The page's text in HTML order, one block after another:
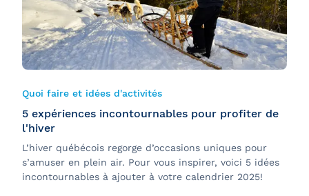
Quoi faire et idées d'activités
5 expériences incontournables pour profiter de
l'hiver
L’hiver québécois regorge d’occasions uniques pour
s’amuser en plein air. Pour vous inspirer, voici 5 idées
incontournables à ajouter à votre calendrier 2025!